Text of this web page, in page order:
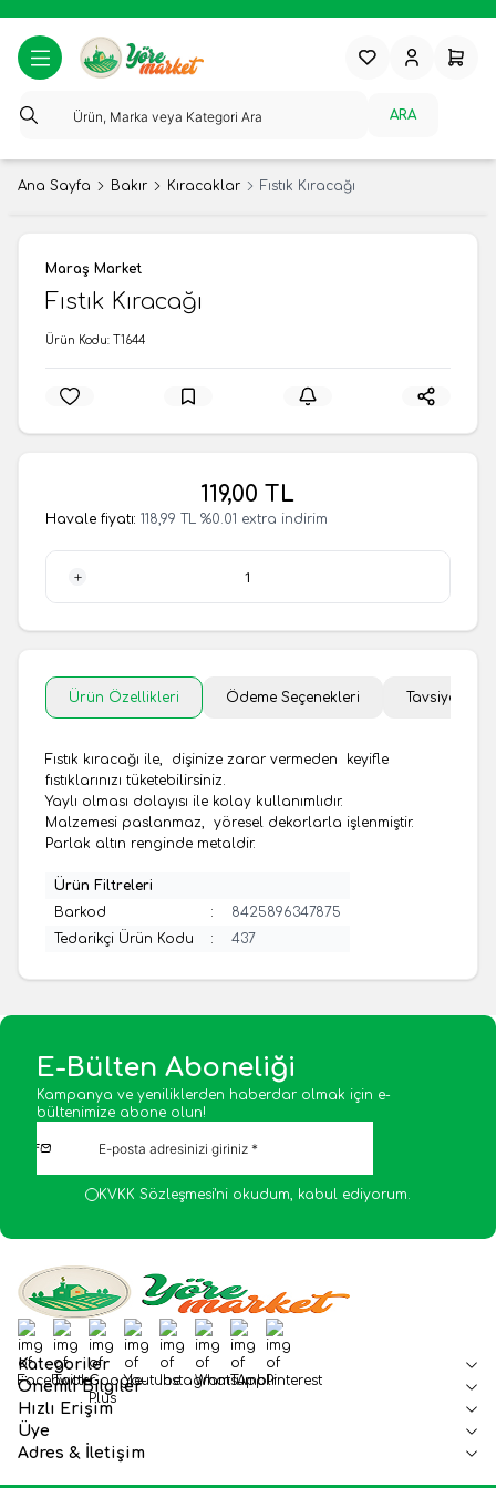
ARA
FavorilerimHesabım
Ana Sayfa Bakır Kıracaklar Fıstık Kıracağı
Maraş Market
Fıstık Kıracağı
Ürün Kodu: T1644
119,00 TL
Havale fiyatı: 118,99 TL %0.01 extra indirim
Ürün Özellikleri Ödeme Seçenekleri Tavsiye Et
Fıstık kıracağı ile, dişinize zarar vermeden keyifle
fıstıklarınızı tüketebilirsiniz.
Yaylı olması dolayısı ile kolay kullanımlıdır.
Malzemesi paslanmaz, yöresel dekorlarla işlenmiştir.
Parlak altın renginde metaldir.
Ürün Filtreleri
Barkod
:
8425896347875
Tedarikçi Ürün Kodu
: 437
E-Bülten Aboneliği
Kampanya ve yeniliklerden haberdar olmak için e-
bültenimize abone olun!
KVKK Sözleşmesi'ni okudum, kabul ediyorum.
Facebook
TwitterGoogle-Plus
YoutubeInstagram
WhatsApp
TumblrPinterest
Kategoriler
Önemli Bilgiler
Hızlı Erişim
Üye
Adres & İletişim